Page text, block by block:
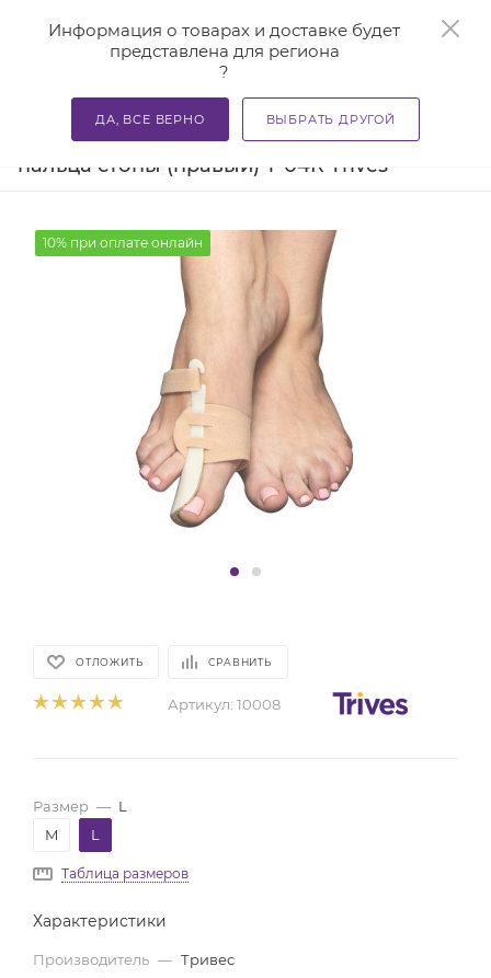
Информация о товарах и доставке будет
представлена для региона
?
ДА, ВСЕ ВЕРНО ВЫБРАТЬ ДРУГОЙ
Главная — Каталог — Бандажи и корсеты — Ортезы и
Бандаж отводящий для большого
пальца стопы (правый) Т-04R Trives
10% при оплате онлайн
ОТЛОЖИТЬ СРАВНИТЬ
Артикул: 10008
Размер — L
M
L
Таблица размеров
Характеристики
Производитель — Тривес